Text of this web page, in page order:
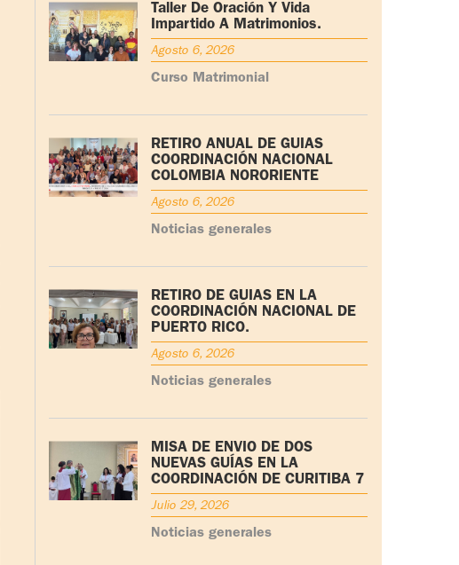
Taller De Oración Y Vida
Impartido A Matrimonios.
Agosto 6, 2026
Curso Matrimonial
RETIRO ANUAL DE GUÍAS
COORDINACIÓN NACIONAL
COLOMBIA NORORIENTE
Agosto 6, 2026
Noticias generales
RETIRO DE GUÍAS EN LA
COORDINACIÓN NACIONAL DE
PUERTO RICO.
Agosto 6, 2026
Noticias generales
MISA DE ENVÍO DE DOS
NUEVAS GUÍAS EN LA
COORDINACIÓN DE CURITIBA 7
Julio 29, 2026
Noticias generales